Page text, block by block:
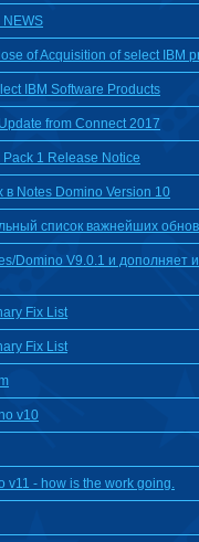
NEWS
of Acquisition of select IBM
IBM Software Products
from Connect 2017
1 Release Notice
в Notes Domino Version 10
список важнейших
Domino V9.0.1 и
Fix List
Fix List
v10
v11 - how is the work going.